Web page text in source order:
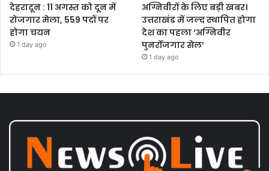
देहरादून : 11 अगस्त को दून में
रोजगार मेला, 559 पदों पर
होगा चयन
1 day ago
अग्निवीरों के लिए बड़ी खबर।
उत्तराखंड में जल्द स्थापित होगा
देश का पहला ‘अग्निवीर
पुनर्रोजगार सेल’
1 day ago